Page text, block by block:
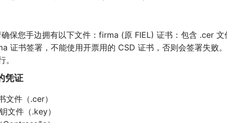
确保您手边拥有以下文件：firma (原 FIEL) 证书：包含 .cer
证书签署，不能使用开票用的 CSD 证书，否则会签署失败
凭证
文件（.cer）
文件（.key）